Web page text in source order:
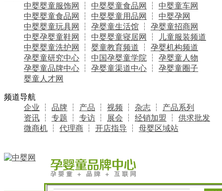
中婴婴童服饰网
┆ 中婴婴童食品网 ┆ 中婴童车网
中婴婴童食品网
┆ 中婴婴童用品网 ┆ 中婴孕网
中婴婴童玩具网
┆ 孕婴童生活馆 ┆ 孕婴童招商网
中婴孕婴童鞋网
┆ 中婴婴童寝居网 ┆
儿童服装频道
中婴婴童洗护网
┆ 婴童教育频道 ┆ 孕婴机构频道
孕婴童研究中心 ┆ 中国孕婴童学院 ┆ 孕婴童人物
孕婴童品牌中心 ┆ 孕婴童渠道中心 ┆ 孕婴童圈子
婴童人才网
频道导航
企业 ┆ 品牌 ┆ 产品 ┆ 视频 ┆ 杂志 ┆ 产品系列
资讯 ┆ 专题 ┆ 专访 ┆ 展会 ┆ 经销加盟 ┆ 供求批发
微商机 ┆ 代理商 ┆ 开店指导 ┆ 母婴区域站